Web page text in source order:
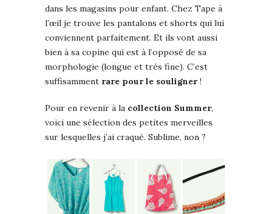
dans les magasins pour enfant. Chez Tape à
l’œil je trouve les pantalons et shorts qui lui
conviennent parfaitement. Et ils vont aussi
bien à sa copine qui est à l’opposé de sa
morphologie (longue et très fine). C’est
suffisamment rare pour le souligner!
Pour en revenir à la collection Summer,
voici une sélection des petites merveilles
sur lesquelles j’ai craqué. Sublime, non ?